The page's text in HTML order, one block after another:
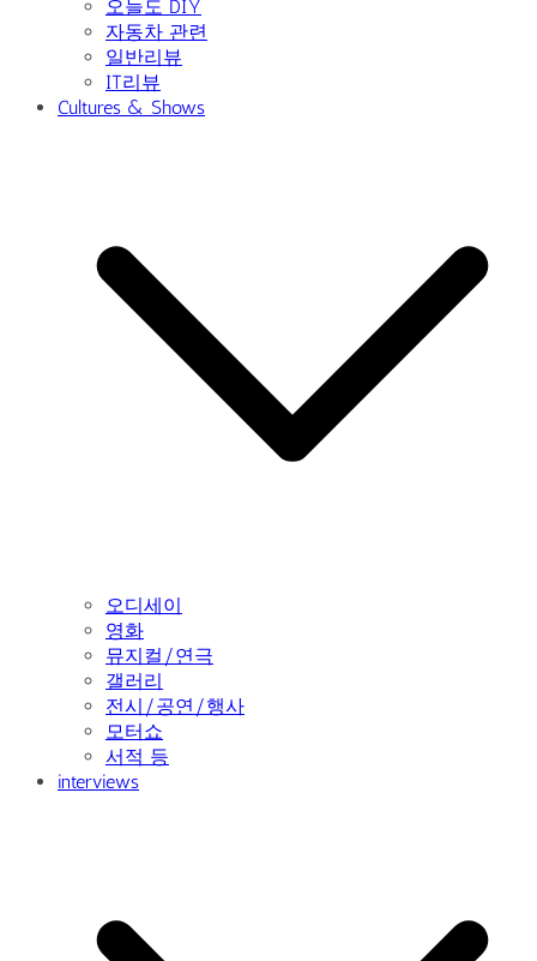
오늘도 DIY
자동차 관련
일반리뷰
IT리뷰
Cultures & Shows
오디세이
영화
뮤지컬/연극
갤러리
전시/공연/행사
모터쇼
서적 등
interviews